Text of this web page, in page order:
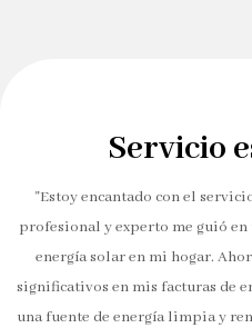
Servicio
"Estoy encantado con el
profesional y experto me guió
energía solar en mi hogar.
significativos en mis facturas de
una fuente de energía limpia y